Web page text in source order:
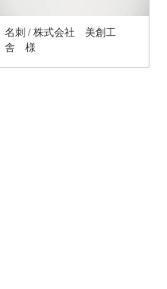
名刺 / 株式会社 美創工
舎 様